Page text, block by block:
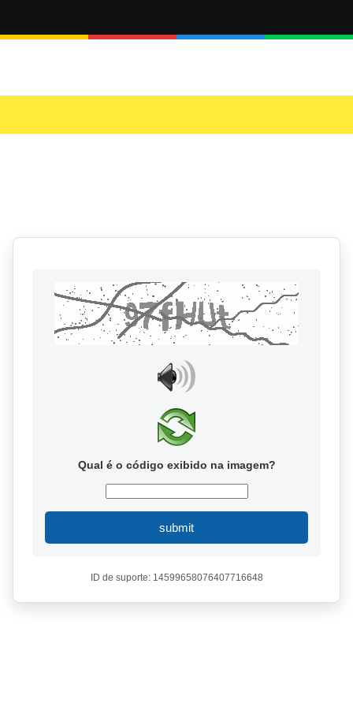
Qual é o código exibido na imagem?
submit
ID de suporte: 14599658076407716648